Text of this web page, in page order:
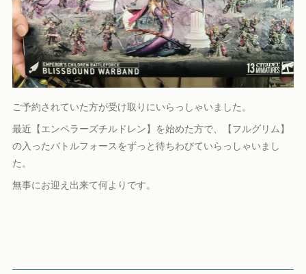
ご予約されていた方が受け取りにいらっしゃいました。
最近【エンペラーズチルドレン】を始めた方で、【フルグリム】
の入ったバトルフォースをずっと待ちわびていらっしゃいまし
た。
無事にお迎え出来て何よりです。